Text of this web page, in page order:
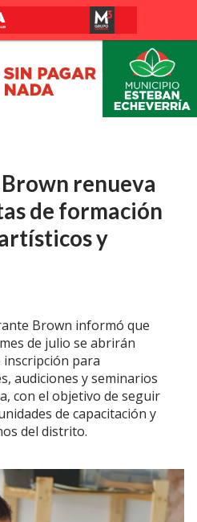
renueva
de formación
y
Brown informó que
de julio se abrirán
inscripción para
audiciones y seminarios
con el objetivo de seguir
de capacitación y
del distrito.